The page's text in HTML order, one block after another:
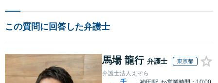
この質問に回答した弁護士
馬場 龍行 弁護士 東京都
弁護士法人えそら
千